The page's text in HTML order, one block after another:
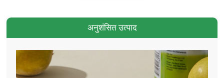
अनुशंसित उत्पाद